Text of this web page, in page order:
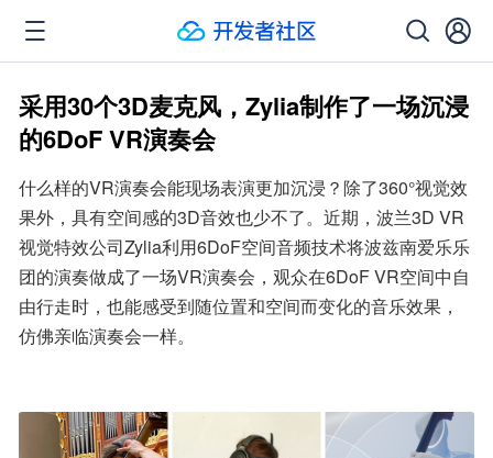
采用30个3D麦克风，Zylia制作了一场沉浸
的6DoF VR演奏会
什么样的VR演奏会能现场表演更加沉浸？除了360°视觉效
果外，具有空间感的3D音效也少不了。近期，波兰3D VR
视觉特效公司Zylia利用6DoF空间音频技术将波兹南爱乐乐
团的演奏做成了一场VR演奏会，观众在6DoF VR空间中自
由行走时，也能感受到随位置和空间而变化的音乐效果，
仿佛亲临演奏会一样。